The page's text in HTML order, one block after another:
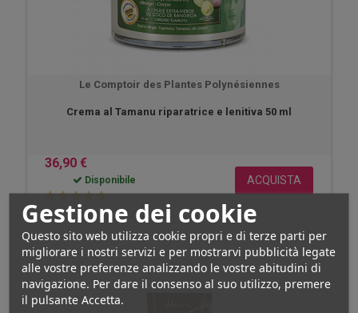
Gestione dei cookie
Questo sito web utilizza cookie propri e di terze parti per
migliorare i nostri servizi e per mostrarvi pubblicità legate
alle vostre preferenze analizzando le vostre abitudini di
navigazione. Per dare il consenso al suo utilizzo, premere
il pulsante Accetta.
Le Comptoir des Plantes Polynésiennes
Crema al Tamanu riparatrice e lenitiva 50 ml
36,90 €
Disponibile ACQUISTA